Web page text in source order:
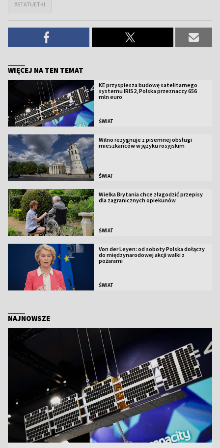
#STATUETKI
WIĘCEJ NA TEN TEMAT
KE przyspiesza budowę satelitarnego
systemu IRIS2, Polska przeznaczy 656
mln euro
ŚWIAT
Wilno rezygnuje z pisemnej obsługi
mieszkańców w języku rosyjskim
ŚWIAT
Wielka Brytania chce złagodzić przepisy
dla zagranicznych opiekunów
ŚWIAT
Von der Leyen: od soboty Polska dołączy
do międzynarodowej akcji walki z
pożarami
ŚWIAT
NAJNOWSZE